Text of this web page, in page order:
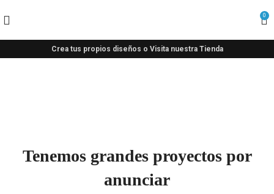
0
Crea tus propios diseños o Visita nuestra Tienda
Tenemos grandes proyectos por
anunciar